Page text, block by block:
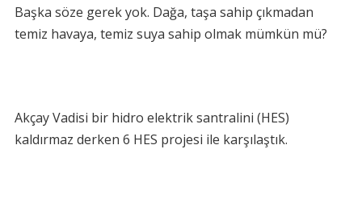
Başka söze gerek yok. Dağa, taşa sahip çıkmadan
temiz havaya, temiz suya sahip olmak mümkün mü?
Akçay Vadisi bir hidro elektrik santralini (HES)
kaldırmaz derken 6 HES projesi ile karşılaştık.